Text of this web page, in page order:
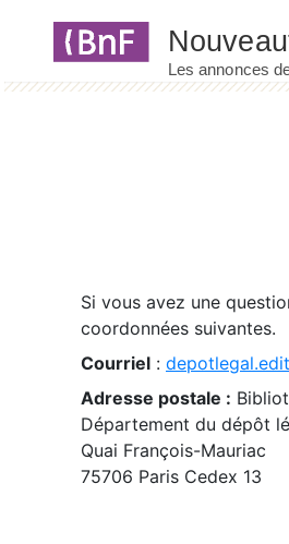
Si vous avez une
coordonnées suivantes.
Courriel :
Adresse postale :
Département du dépôt
Quai François-Mauriac
75706 Paris Cedex 13